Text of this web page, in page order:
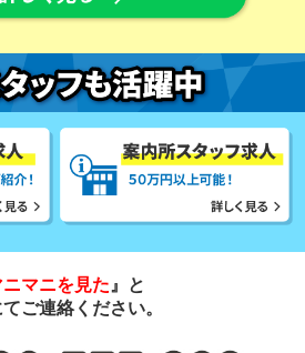
ニマニを見た』と
ご連絡ください。